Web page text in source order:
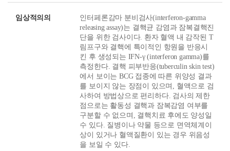
임상적의의
인터페론감마 분비검사(interferon-gamma
releasing assay)는 결핵균 감염과 잠복결핵진
단을 위한 검사이다. 환자 혈액 내 감작된 T
림프구와 결핵에 특이적인 항원을 반응시
킨 후 생성되는 IFN-γ (interferon gamma)를
측정한다. 결핵 피부반응(tuberculin skin test)
에서 보이는 BCG 접종에 따른 위양성 결과
를 보이지 않는 장점이 있으며, 혈액으로 검
사하여 방법상으로 편리하다. 검사의 제한
점으로는 활동성 결핵과 잠복감염 여부를
구분할 수 없으며, 결핵치료 후에도 양성일
수 있다. 질병이나 약물 등으로 면역체계이
상이 있거나 혈액질환이 있는 경우 위음성
을 보일 수 있다.